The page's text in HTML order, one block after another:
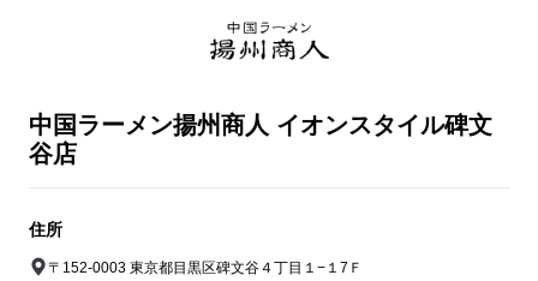
中国ラーメン揚州商人 イオンスタイル碑文
谷店
住所
〒152-0003 東京都目黒区碑文谷４丁目１−１7Ｆ